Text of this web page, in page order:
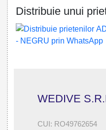
Distribuie unui
WEDIVE
CUI: RO49762654